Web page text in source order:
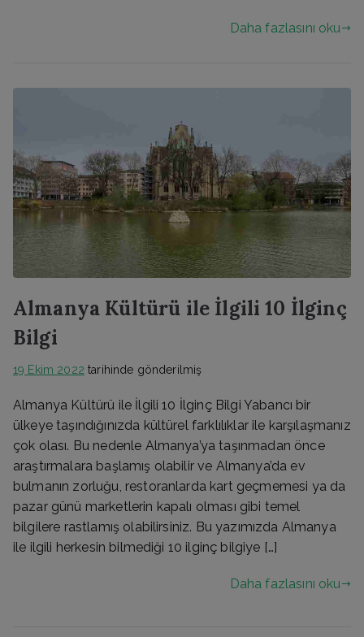
Daha fazlasını oku
Almanya Kültürü ile İlgili 10 İlginç
Bilgi
19 Ekim 2022 tarihinde gönderilmiş
Almanya Kültürü ile İlgili 10 İlginç Bilgi Yabancı bir
ülkeye taşındığınızda kültürel farklılıklar ile karşılaşmanız
çok olası. Bu nedenle Almanya’ya taşınmadan önce
araştırmalara başlamış olabilir ve Almanya’da ev
bulmanın zorluğu, restoranlarda kart geçmemesi ya da
pazar günü marketlerin kapalı olması gibi temel
bilgilere rastlamış olabilirsiniz. Bu yazımızda Almanya
ile ilgili herkesin bilmediği 10 ilginç bilgiye […]
Daha fazlasını oku